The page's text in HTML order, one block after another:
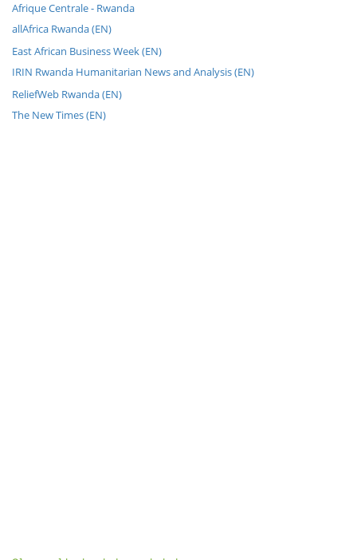
Afrique Centrale - Rwanda
allAfrica Rwanda (EN)
East African Business Week (EN)
IRIN Rwanda Humanitarian News and Analysis (EN)
ReliefWeb Rwanda (EN)
The New Times (EN)